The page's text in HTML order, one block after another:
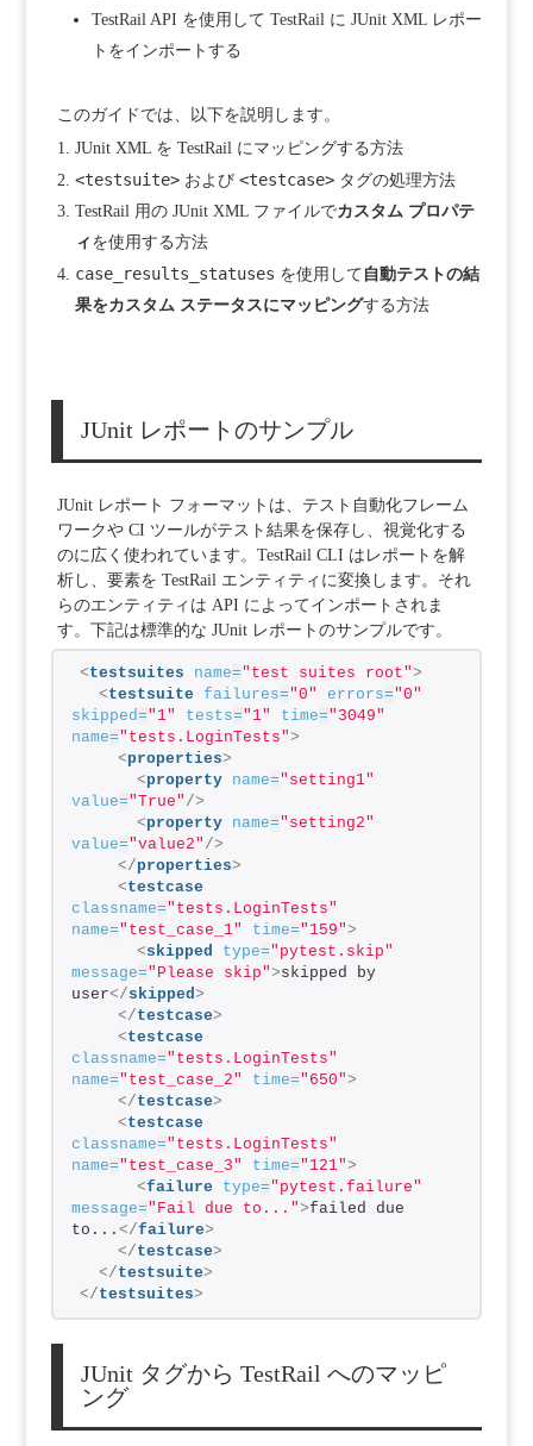
TestRail API を使用して TestRail に JUnit XML レポー
トをインポートする
このガイドでは、以下を説明します。
JUnit XML を TestRail にマッピングする方法
<testsuite> および <testcase> タグの処理方法
TestRail 用の JUnit XML ファイルでカスタム プロパテ
ィ を使用する方法
case_results_statuses を使用して 自動テストの結
果をカスタム ステータスにマッピングする方法
JUnit レポートのサンプル
JUnit レポート フォーマットは、テスト自動化フレーム
ワークや CI ツールがテスト結果を保存し、視覚化する
のに広く使われています。TestRail CLI はレポートを解
析し、要素を TestRail エンティティに変換します。それ
らのエンティティは API によってインポートされま
す。下記は標準的な JUnit レポートのサンプルです。
<testsuites name="test suites root">
<testsuite failures="0" errors="0"
skipped="1" tests="1" time="3049"
name="tests.LoginTests">
<properties>
<property name="setting1"
value="True" />
<property name="setting2"
value="value2" />
</properties>
<testcase
classname="tests.LoginTests"
name="test_case_1" time="159">
<skipped type="pytest.skip"
message="Please skip">skipped by
user</skipped>
</testcase>
<testcase
classname="tests.LoginTests"
name="test_case_2" time="650">
</testcase>
<testcase
classname="tests.LoginTests"
name="test_case_3" time="121">
<failure type="pytest.failure"
message="Fail due to...">failed due
to... </failure>
</testcase>
</testsuite>
</testsuites>
JUnit タグから TestRail へのマッピ
ング